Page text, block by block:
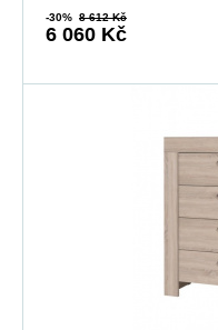
-30% 8 612 Kč
6 060 Kč